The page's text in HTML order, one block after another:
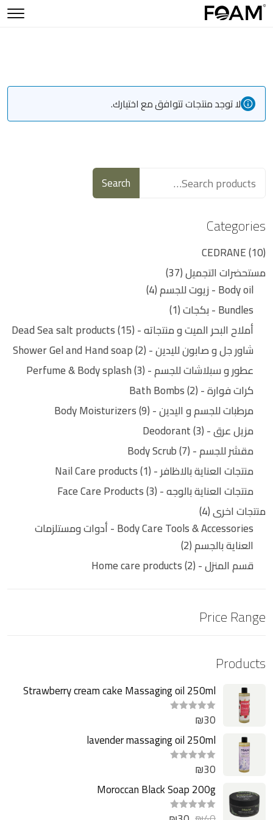
لا توجد منتجات تتوافق مع اختيارك.
Search
Categories
CEDRANE 10
مستحضرات التجميل 37
Body oil - زيوت للجسم
4
Bundles - بكجات
1
أملاح البحر الميت و منتجاته - Dead Sea salt products 15
شاور جل و صابون لليدين - Shower Gel and Hand soap 2
عطور و سبلاشات للجسم - Perfume & Body splash 3
كرات فوارة - Bath Bombs 2
مرطبات للجسم و اليدين - Body Moisturizers 9
مزيل عرق - Deodorant 3
مقشر للجسم - Body Scrub 7
منتجات العناية بالاظافر - Nail Care products 1
منتجات العناية بالوجه - Face Care Products 3
منتجات اخرى 4
Body Care Tools & Accessories - أدوات ومستلزمات
العناية بالجسم 2
قسم المنزل - Home care products 2
Price Range
Products
Strawberry cream cake Massaging oil 250ml
ت
م
ا
ل
ت
ق
ي
م
0
م
₪30
lavender massaging oil 250ml
ت
م
ل
ت
ق
ي
₪30
Moroccan Black Soap 200g
ت